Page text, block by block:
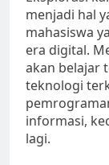
menjadi hal
mahasiswa
era digital.
akan belajar
teknologi
informasi,
lagi.